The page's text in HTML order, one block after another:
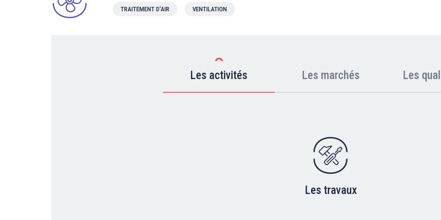
TRAITEMENT D'AIR VENTILATION
Les activités Les marchés Les
Les travaux